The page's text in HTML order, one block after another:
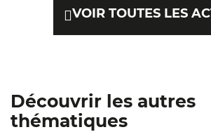
VOIR TOUTES LES
Découvrir les autres
thématiques